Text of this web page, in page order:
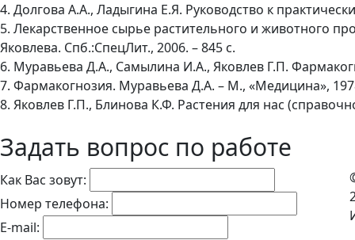
4. Долгова А.А., Ладыгина Е.Я. Руководство к
5. Лекарственное сырье растительного и животного
Яковлева. Спб.:СпецЛит., 2006. – 845 с.
6. Муравьева Д.А., Самылина И.А., Яковлев Г.П.
7. Фармакогнозия. Муравьева Д.А. – М., «Медицина»,
8. Яковлев Г.П., Блинова К.Ф. Растения для нас
Задать вопрос по работе
Как Вас зовут:
Номер телефона:
E-mail: